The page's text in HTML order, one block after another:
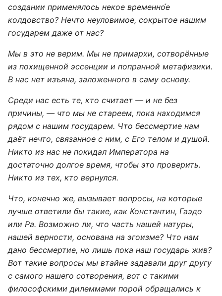
создании применялось некое временно́е
колдовство? Нечто неуловимое, сокрытое нашим
государем даже от нас?
Мы в это не верим. Мы не примархи, сотворённые
из похищенной эссенции и попранной метафизики.
В нас нет изъяна, заложенного в саму основу.
Среди нас есть те, кто считает — и не без
причины, — что мы не стареем, пока находимся
рядом с нашим государем. Что бессмертие нам
даёт нечто, связанное с ним, с Его телом и душой.
Никто из нас не покидал Императора на
достаточно долгое время, чтобы это проверить.
Никто из тех, кто вернулся.
Что, конечно же, вызывает вопросы, на которые
лучше ответили бы такие, как Константин, Гаэдо
или Ра. Возможно ли, что часть нашей натуры,
нашей верности, основана на эгоизме? Что нам
дано бессмертие, но лишь пока наш государь жив?
Вот такие вопросы мы втайне задавали друг другу
с самого нашего сотворения, вот с такими
философскими дилеммами порой обращались к